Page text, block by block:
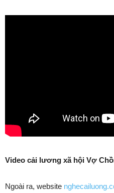
Video cải lương xã hội Vợ
Ngoài ra, website